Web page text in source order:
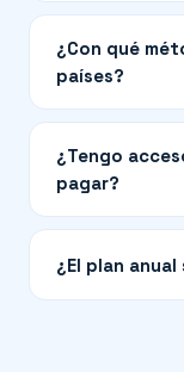
¿Con qué
países?
¿Tengo
pagar?
¿El plan